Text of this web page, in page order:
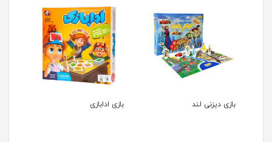
بازی دیزنی لند بازی ادابازی